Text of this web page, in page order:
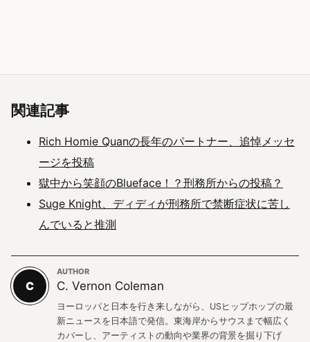
関連記事
Rich Homie Quanの長年のパートナー、追悼メッセ
ージを投稿
獄中から笑顔のBlueface！？刑務所からの投稿？
Suge Knight、ディディが刑務所で禁断症状に苦し
んでいると推測
C
AUTHOR
C. Vernon Coleman
ヨーロッパと日本を行き来しながら、USヒップホップの最
新ニュースを日本語で発信。東海岸からサウスまで幅広く
カバーし、アーティストの動向や業界の背景を掘り下げ